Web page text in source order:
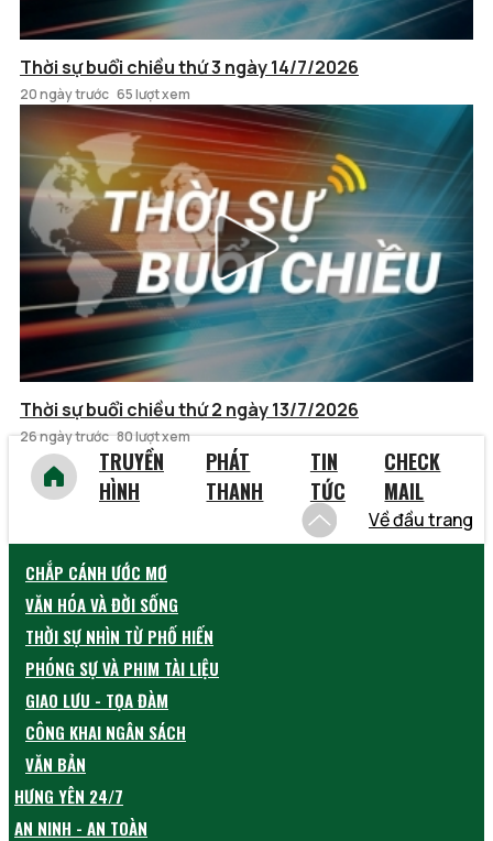
Thời sự buổi chiều thứ 3 ngày 14/7/2026
20 ngày trước 65 lượt xem
Thời sự buổi chiều thứ 2 ngày 13/7/2026
26 ngày trước 80 lượt xem
TRUYỀN
HÌNH
PHÁT
THANH
TIN
TỨC
CHECK
MAIL
Về đầu trang
CHẮP CÁNH ƯỚC MƠ
VĂN HÓA VÀ ĐỜI SỐNG
THỜI SỰ NHÌN TỪ PHỐ HIẾN
PHÓNG SỰ VÀ PHIM TÀI LIỆU
GIAO LƯU - TỌA ĐÀM
CÔNG KHAI NGÂN SÁCH
VĂN BẢN
HƯNG YÊN 24/7
AN NINH - AN TOÀN